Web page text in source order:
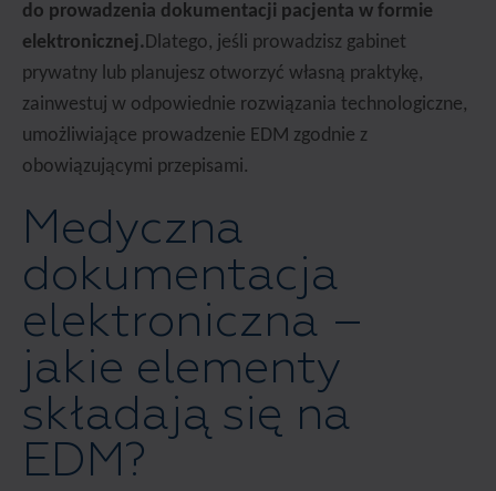
do prowadzenia dokumentacji pacjenta w formie
elektronicznej.Dlatego, jeśli prowadzisz gabinet
prywatny lub planujesz otworzyć własną praktykę,
zainwestuj w odpowiednie rozwiązania technologiczne,
umożliwiające prowadzenie EDM zgodnie z
obowiązującymi przepisami.
Medyczna
dokumentacja
elektroniczna –
jakie elementy
składają się na
EDM?